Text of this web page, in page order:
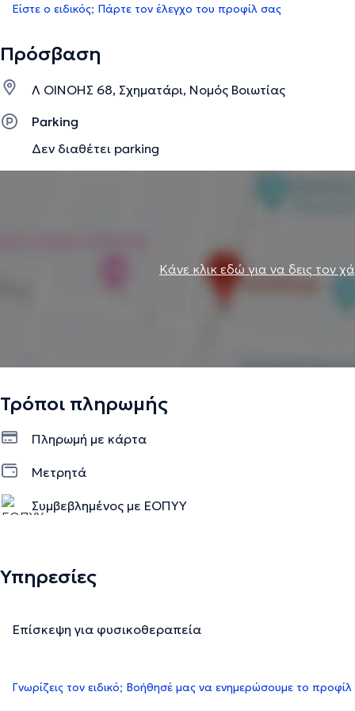
Είστε ο ειδικός; Πάρτε τον έλεγχο του προφίλ σας
Πρόσβαση
Λ ΟΙΝΟΗΣ 68, Σχηματάρι, Νομός Βοιωτίας
Parking
Δεν διαθέτει parking
Κάνε κλικ εδώ για να δεις τον
Τρόποι πληρωμής
Πληρωμή με κάρτα
Μετρητά
Συμβεβλημένος με ΕΟΠΥΥ
Υπηρεσίες
Επίσκεψη για φυσικοθεραπεία
Γνωρίζεις τον ειδικό; Βοήθησέ μας να ενημερώσουμε το προφίλ